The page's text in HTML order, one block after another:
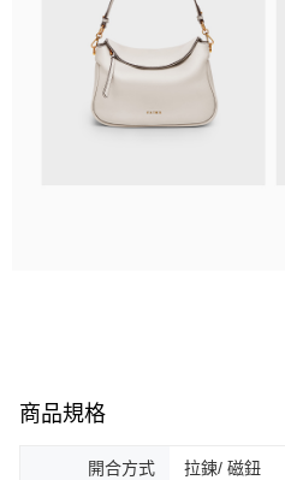
商品規格
開合方式 拉鍊/ 磁鈕